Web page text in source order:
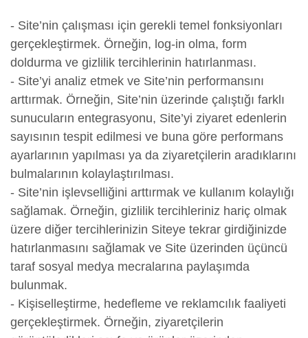
- Site’nin çalışması için gerekli temel fonksiyonları
gerçekleştirmek. Örneğin, log-in olma, form
doldurma ve gizlilik tercihlerinin hatırlanması.
- Site’yi analiz etmek ve Site’nin performansını
arttırmak. Örneğin, Site’nin üzerinde çalıştığı farklı
sunucuların entegrasyonu, Site’yi ziyaret edenlerin
sayısının tespit edilmesi ve buna göre performans
ayarlarının yapılması ya da ziyaretçilerin aradıklarını
bulmalarının kolaylaştırılması.
- Site’nin işlevselliğini arttırmak ve kullanım kolaylığı
sağlamak. Örneğin, gizlilik tercihleriniz hariç olmak
üzere diğer tercihlerinizin Siteye tekrar girdiğinizde
hatırlanmasını sağlamak ve Site üzerinden üçüncü
taraf sosyal medya mecralarına paylaşımda
bulunmak.
- Kişiselleştirme, hedefleme ve reklamcılık faaliyeti
gerçekleştirmek. Örneğin, ziyaretçilerin